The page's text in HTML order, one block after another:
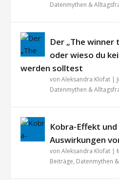
Datenmythen &
Der „The winner
oder wieso du
werden solltest
vonAleksandra Klofat
Datenmythen &
Kobra-Effekt
Auswirkungen
vonAleksandra Klofat
Beiträge, Datenmythen